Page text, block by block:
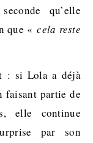
qu’elle
que «cela reste
: si Lola a déjà
faisant partie de
, elle continue
par son